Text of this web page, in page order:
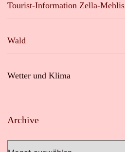
Tourist-Information Zella-Mehlis
Wald
Wetter und Klima
Archive